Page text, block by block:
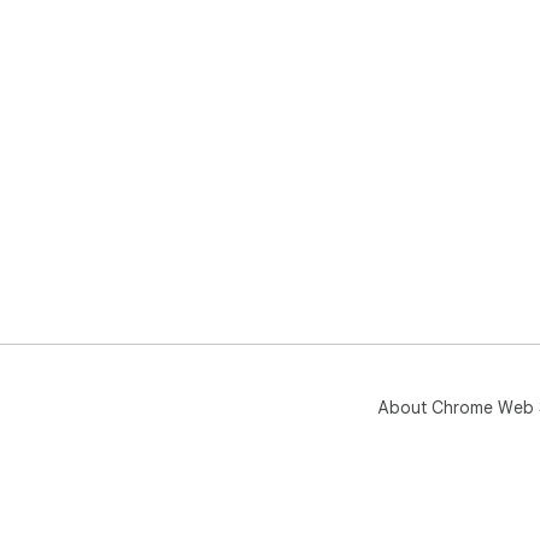
About Chrome Web